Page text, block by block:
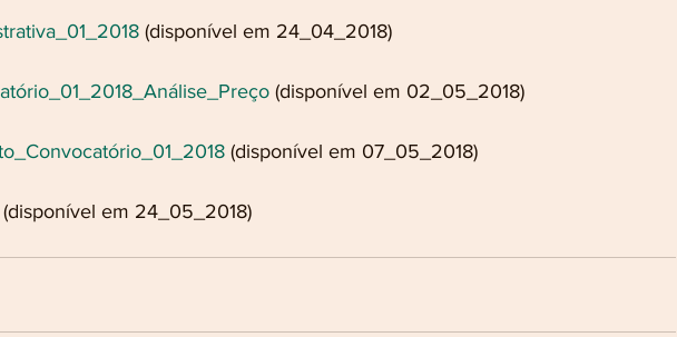
(disponível em 24_04_2018)
(disponível em 02_05_2018)
(disponível em 07_05_2018)
(disponível em 24_05_2018)